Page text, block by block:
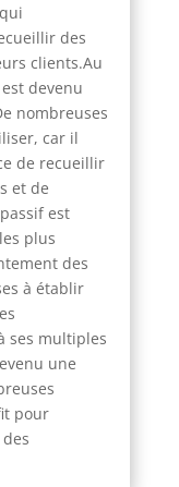
des
clients.Au
devenu
nombreuses
car il
de recueillir
et de
est
plus
des
à établir
ses multiples
une
pour